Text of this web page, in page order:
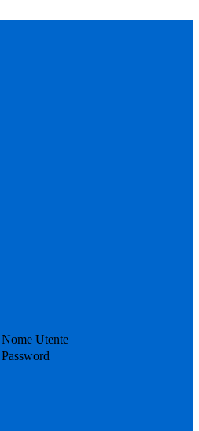
Nome Utente
Password